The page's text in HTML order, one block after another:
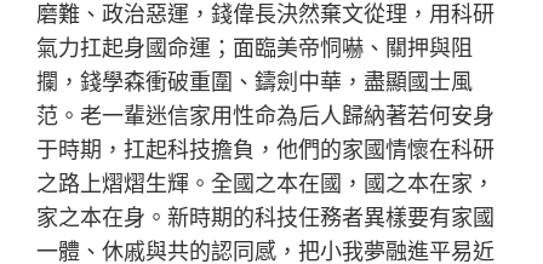
磨難、政治惡運，錢偉長決然棄文從理，用科研
氣力扛起身國命運；面臨美帝恫嚇、關押與阻
攔，錢學森衝破重圍、鑄劍中華，盡顯國士風
范。老一輩迷信家用性命為后人歸納著若何安身
于時期，扛起科技擔負，他們的家國情懷在科研
之路上熠熠生輝。全國之本在國，國之本在家，
家之本在身。新時期的科技任務者異樣要有家國
一體、休戚與共的認同感，把小我夢融進平易近